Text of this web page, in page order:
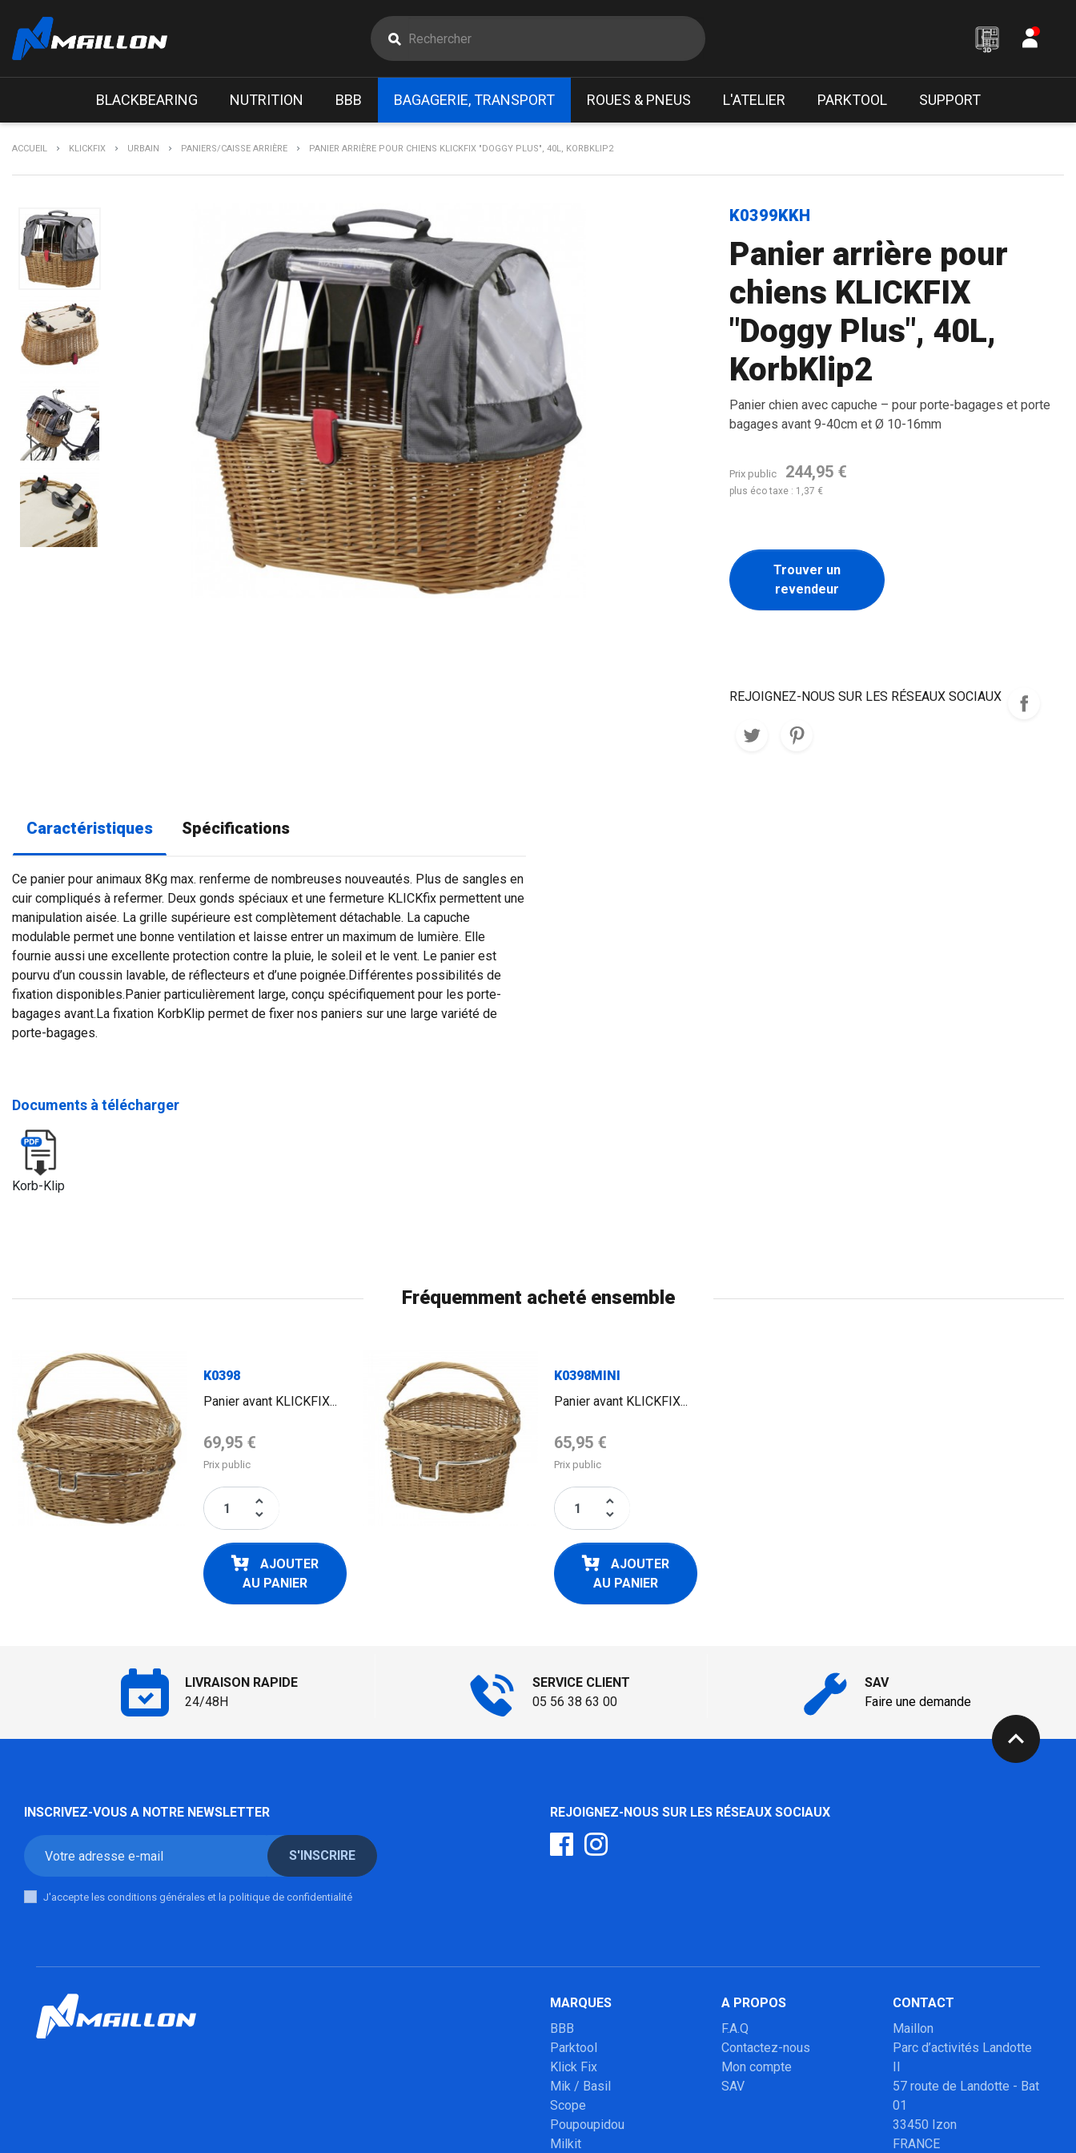
BLACKBEARING NUTRITION BBB BAGAGERIE, TRANSPORT ROUES & PNEUS L'ATELIER PARKTOOL SUPPORT
ACCUEIL KLICKFIX URBAIN PANIERS/CAISSE ARRIÈRE PANIER ARRIÈRE POUR CHIENS KLICKFIX "DOGGY PLUS", 40L, KORBKLIP2
K0399KKH
Panier arrière pour
chiens KLICKFIX
"Doggy Plus", 40L,
KorbKlip2
Panier chien avec capuche – pour porte-bagages et porte
bagages avant 9-40cm et Ø 10-16mm
Prix public 244,95 €
plus éco taxe : 1,37 €
Trouver un
revendeur
REJOIGNEZ-NOUS SUR LES RÉSEAUX SOCIAUX
Caractéristiques Spécifications
Ce panier pour animaux 8Kg max. renferme de nombreuses nouveautés. Plus de sangles en
cuir compliqués à refermer. Deux gonds spéciaux et une fermeture KLICKfix permettent une
manipulation aisée. La grille supérieure est complètement détachable. La capuche
modulable permet une bonne ventilation et laisse entrer un maximum de lumière. Elle
fournie aussi une excellente protection contre la pluie, le soleil et le vent. Le panier est
pourvu d’un coussin lavable, de réflecteurs et d’une poignée.Différentes possibilités de
fixation disponibles.Panier particulièrement large, conçu spécifiquement pour les porte-
bagages avant.La fixation KorbKlip permet de fixer nos paniers sur une large variété de
porte-bagages.
Documents à télécharger
Korb-Klip
Fréquemment acheté ensemble
K0398
Panier avant KLICKFIX...
Prix de base
69,95 €
Prix public
keyboard_arrow_up
keyboard_arrow_down
AJOUTER
AU PANIER
K0398MINI
Panier avant KLICKFIX...
Prix de base
65,95 €
Prix public
keyboard_arrow_up
keyboard_arrow_down
AJOUTER
AU PANIER
LIVRAISON RAPIDE
24/48H
SERVICE CLIENT
05 56 38 63 00
SAV
Faire une demande
expand_less
INSCRIVEZ-VOUS A NOTRE NEWSLETTER
S'INSCRIRE
J'accepte les conditions générales et la politique de confidentialité
REJOIGNEZ-NOUS SUR LES RÉSEAUX SOCIAUX
MARQUES
BBB
Parktool
Klick Fix
Mik / Basil
Scope
Poupoupidou
Milkit
A PROPOS
F.A.Q
Contactez-nous
Mon compte
SAV
CONTACT
Maillon
Parc d’activités Landotte
II
57 route de Landotte - Bat
01
33450 Izon
FRANCE